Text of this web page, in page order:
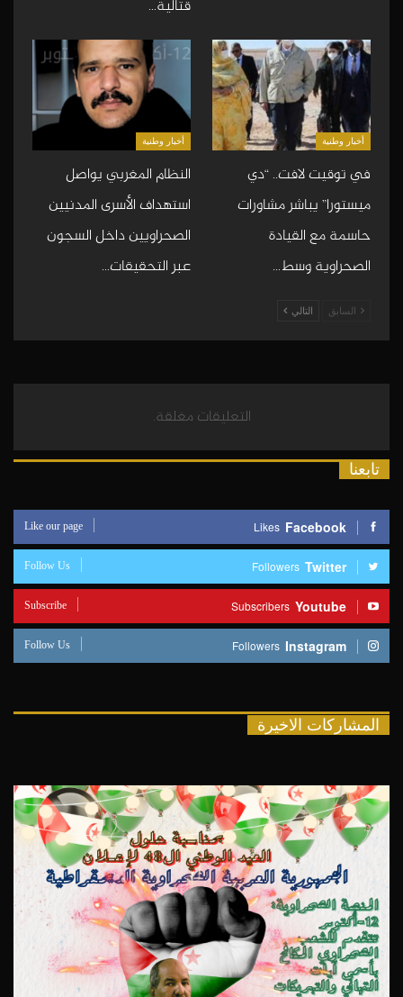
قتالية…
أخبار وطنية
في توقيت لافت.. “دي
ميستورا” يباشر مشاورات
حاسمة مع القيادة
الصحراوية وسط…
أخبار وطنية
النظام المغربي يواصل
استهداف الأسرى المدنيين
الصحراويين داخل السجون
عبر التحقيقات…
السابق التالي
التعليقات مغلقة.
تابعنا
Facebook
Likes
Like our page
Twitter
Followers
Follow Us
Youtube
Subscribers
Subscribe
Instagram
Followers
Follow Us
المشاركات الاخيرة